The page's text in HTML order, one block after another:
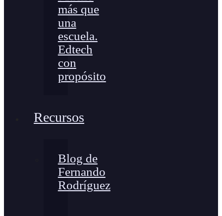
más que
una
escuela.
Edtech
con
propósito
Recursos
Blog de
Fernando
Rodríguez